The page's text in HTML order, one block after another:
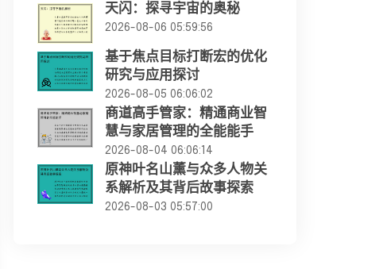
天闪：探寻宇宙的奥秘
2026-08-06 05:59:56
基于焦点目标打断宏的优化
研究与应用探讨
2026-08-05 06:06:02
商道高手管家：精通商业智
慧与家居管理的全能能手
2026-08-04 06:06:14
原神叶名山薰与众多人物关
系解析及其背后故事探索
2026-08-03 05:57:00